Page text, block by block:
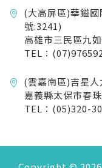
(大高屏區)華鎰
號:3241)
高雄市三民區九
TEL：
(雲嘉南區)吉星
嘉義縣太保市春
TEL：(05)320-